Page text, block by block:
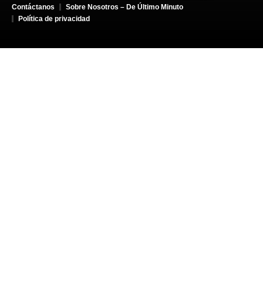
Contáctanos
Sobre Nosotros – De Último Minuto
Política de privacidad